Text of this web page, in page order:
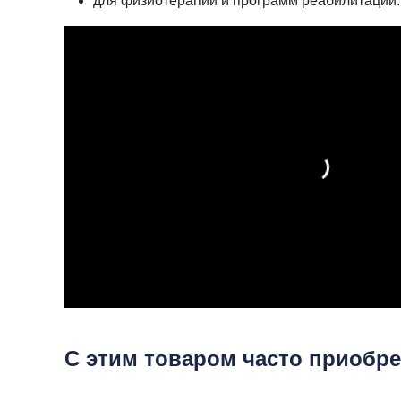
С этим товаром часто